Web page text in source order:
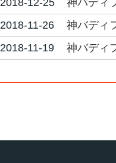
2018-11-26
神バディ
2018-11-19
神バディ